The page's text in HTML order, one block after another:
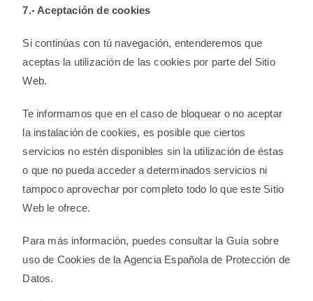
7.- Aceptación de cookies
Si continúas con tú navegación, entenderemos que
aceptas la utilización de las cookies por parte del Sitio
Web.
Te informamos que en el caso de bloquear o no aceptar
la instalación de cookies, es posible que ciertos
servicios no estén disponibles sin la utilización de éstas
o que no pueda acceder a determinados servicios ni
tampoco aprovechar por completo todo lo que este Sitio
Web le ofrece.
Para más información, puedes consultar la Guía sobre
uso de Cookies de la Agencia Española de Protección de
Datos.